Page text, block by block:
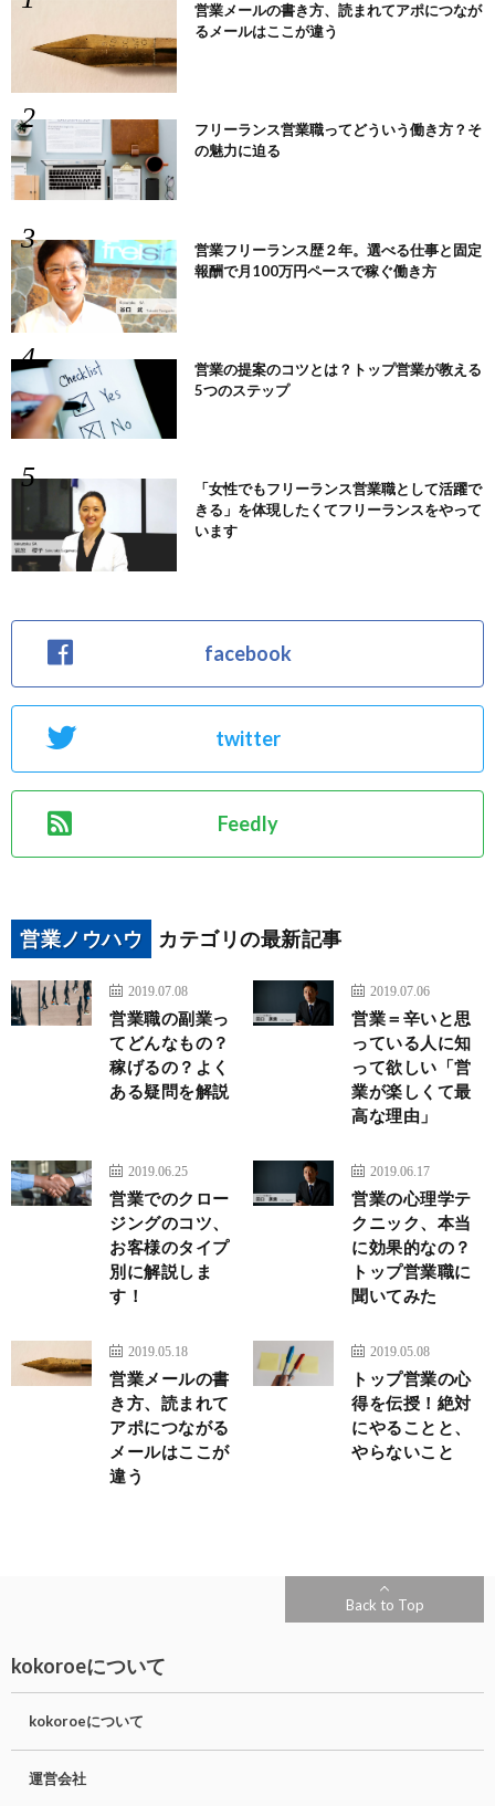
営業メールの書き方、読まれてアポにつなが
るメールはここが違う
フリーランス営業職ってどういう働き方？そ
の魅力に迫る
営業フリーランス歴２年。選べる仕事と固定
報酬で月100万円ペースで稼ぐ働き方
営業の提案のコツとは？トップ営業が教える
5つのステップ
「女性でもフリーランス営業職として活躍で
きる」を体現したくてフリーランスをやって
います
facebook
twitter
Feedly
営業ノウハウ カテゴリの最新記事
2019.07.08
営業職の副業っ
てどんなもの？
稼げるの？よく
ある疑問を解説
2019.07.06
営業＝辛いと思
っている人に知
って欲しい「営
業が楽しくて最
高な理由」
2019.06.25
営業でのクロー
ジングのコツ、
お客様のタイプ
別に解説しま
す！
2019.06.17
営業の心理学テ
クニック、本当
に効果的なの？
トップ営業職に
聞いてみた
2019.05.18
営業メールの書
き方、読まれて
アポにつながる
メールはここが
違う
2019.05.08
トップ営業の心
得を伝授！絶対
にやることと、
やらないこと
Back to Top
kokoroeについて
kokoroeについて
運営会社